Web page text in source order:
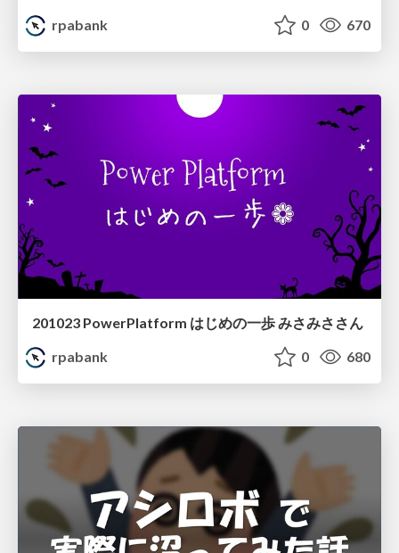
rpabank
0 670
201023 PowerPlatform はじめの一歩 みさみささん
rpabank
0 680